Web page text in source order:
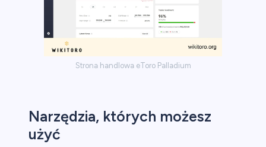
Strona handlowa eToro Palladium
Narzędzia, których możesz
użyć